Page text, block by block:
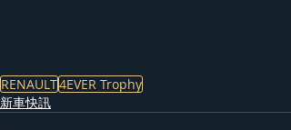
RENAULT4EVER Trophy
新車快訊